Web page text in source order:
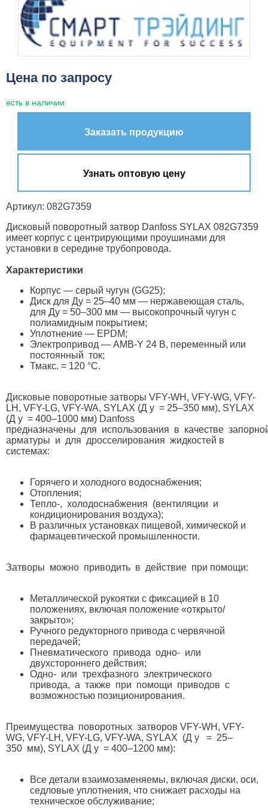
Цена по запросу
есть в наличии
Заказать продукцию
Узнать оптовую цену
Артикул: 082G7359
Дисковый поворотный затвор Danfoss SYLAX 082G7359
имеет корпус с центрирующими проушинами для
установки в середине трубопровода.
Характеристики
Корпус — серый чугун (GG25);
Диск для Ду = 25–40 мм — нержавеющая сталь,
для Ду = 50–300 мм — высокопрочный чугун с
полиамидным покрытием;
Уплотнение — EPDM;
Электропривод — AMB-Y 24 В, переменный или
постоянный ток;
Тмакс. = 120 °С.
Дисковые поворотные затворы VFY-WH, VFY-WG, VFY-
LH, VFY-LG, VFY-WA, SYLAX (Д у = 25–350 мм), SYLAX
(Д у = 400–1000 мм) Danfoss
предназначены для использования в качестве
арматуры и для дросселирования жидкостей в
системах:
Горячего и холодного водоснабжения;
Отопления;
Тепло-, холодоснабжения (вентиляции и
кондиционирования воздуха);
В различных установках пищевой, химической и
фармацевтической промышленности.
Затворы можно приводить в действие при помощи:
Металлической рукоятки с фиксацией в 10
положениях, включая положение «открыто/
закрыто»;
Ручного редукторного привода с червячной
передачей;
Пневматического привода одно- или
двухстороннего действия;
Одно- или трехфазного электрического
привода, а также при помощи приводов с
возможностью позиционирования.
Преимущества поворотных затворов VFY-WH, VFY-
WG, VFY-LH, VFY-LG, VFY-WA, SYLAX (Д у = 25–
350 мм), SYLAX (Д у = 400–1200 мм):
Все детали взаимозаменяемы, включая диски, оси,
седловые уплотнения, что снижает расходы на
техническое обслуживание;